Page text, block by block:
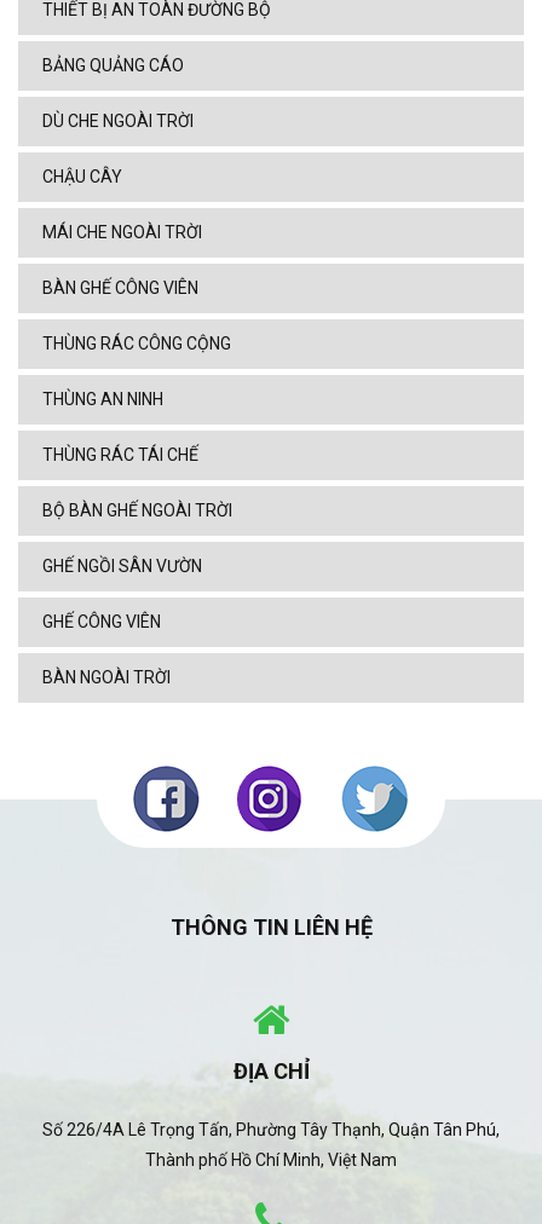
THIẾT BỊ AN TOÀN ĐƯỜNG BỘ
BẢNG QUẢNG CÁO
DÙ CHE NGOÀI TRỜI
CHẬU CÂY
MÁI CHE NGOÀI TRỜI
BÀN GHẾ CÔNG VIÊN
THÙNG RÁC CÔNG CỘNG
THÙNG AN NINH
THÙNG RÁC TÁI CHẾ
BỘ BÀN GHẾ NGOÀI TRỜI
GHẾ NGỒI SÂN VƯỜN
GHẾ CÔNG VIÊN
BÀN NGOÀI TRỜI
THÔNG TIN LIÊN HỆ
ĐỊA CHỈ
Số 226/4A Lê Trọng Tấn, Phường Tây Thạnh, Quận Tân Phú,
Thành phố Hồ Chí Minh, Việt Nam